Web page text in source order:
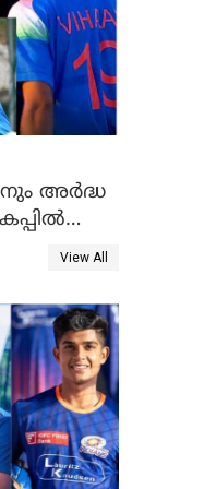
അർദ്ധ
View All